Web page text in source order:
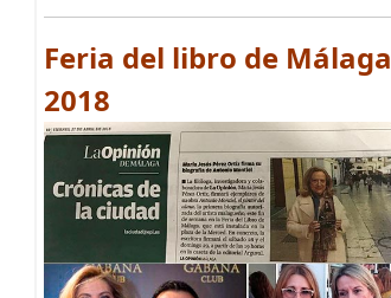
Feria del libro de Málaga
2018